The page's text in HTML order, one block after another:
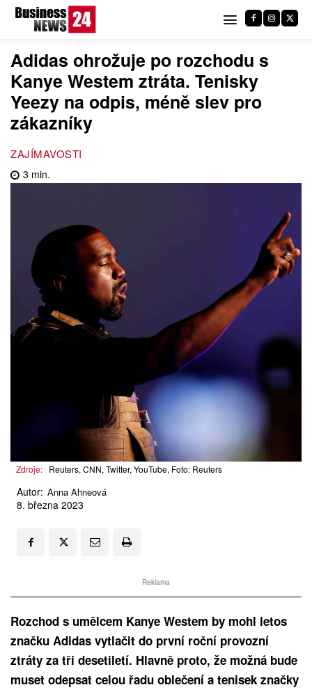
Adidas ohrožuje po rozchodu s
Kanye Westem ztráta. Tenisky
Yeezy na odpis, méně slev pro
zákazníky
ZAJÍMAVOSTI
3 min.
Zdroje: Reuters, CNN, Twitter, YouTube, Foto: Reuters
Autor: Anna Ahneová
8. března 2023
Reklama
Rozchod s umělcem Kanye Westem by mohl letos
značku Adidas vytlačit do první roční provozní
ztráty za tři desetiletí. Hlavně proto, že možná bude
muset odepsat celou řadu oblečení a tenisek značky